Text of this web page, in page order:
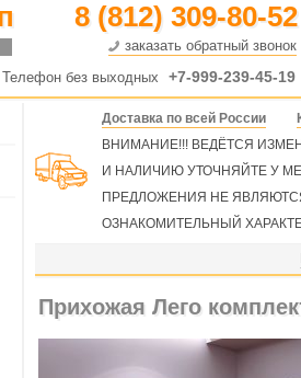
8 (812) 309-80-52
заказать обратный звонок
Телефон без выходных +7-999-239-45-19
Доставка по всей России
ВНИМАНИЕ!!! ВЕДЁТСЯ
И НАЛИЧИЮ УТОЧНЯЙТЕ У
ПРЕДЛОЖЕНИЯ НЕ
ОЗНАКОМИТЕЛЬНЫЙ
Прихожая Лего